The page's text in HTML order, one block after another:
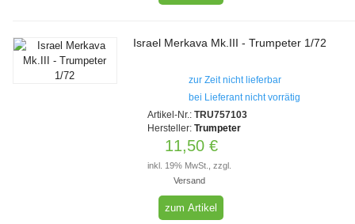
Israel Merkava Mk.III - Trumpeter 1/72
zur Zeit nicht lieferbar
bei Lieferant nicht vorrätig
Artikel-Nr.: TRU757103
Hersteller: Trumpeter
11,50 €
inkl. 19% MwSt., zzgl.
Versand
zum Artikel